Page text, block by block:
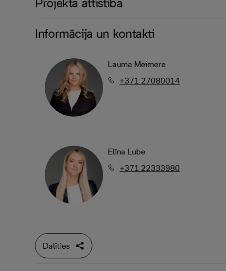
Projekta attīstība
Informācija un kontakti
Lauma Meimere
+371 27080014
Elīna Lube
+371 22333980
Dalīties